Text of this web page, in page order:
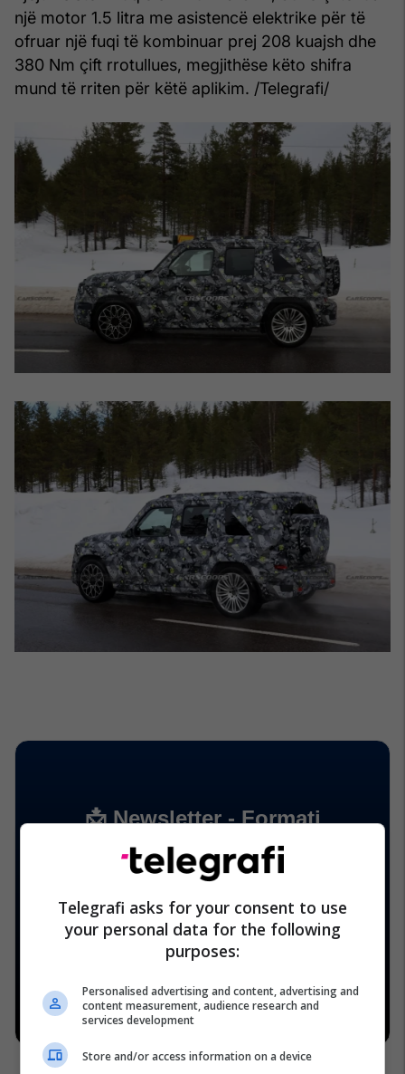
një motor 1.5 litra me asistencë elektrike për të
ofruar një fuqi të kombinuar prej 208 kuajsh dhe
380 Nm çift rrotullues, megjithëse këto shifra
mund të rriten për këtë aplikim. /Telegrafi/
Telegrafi asks for your consent to use
your personal data for the following
purposes:
Personalised advertising and content, advertising and
content measurement, audience research and
services development
Store and/or access information on a device